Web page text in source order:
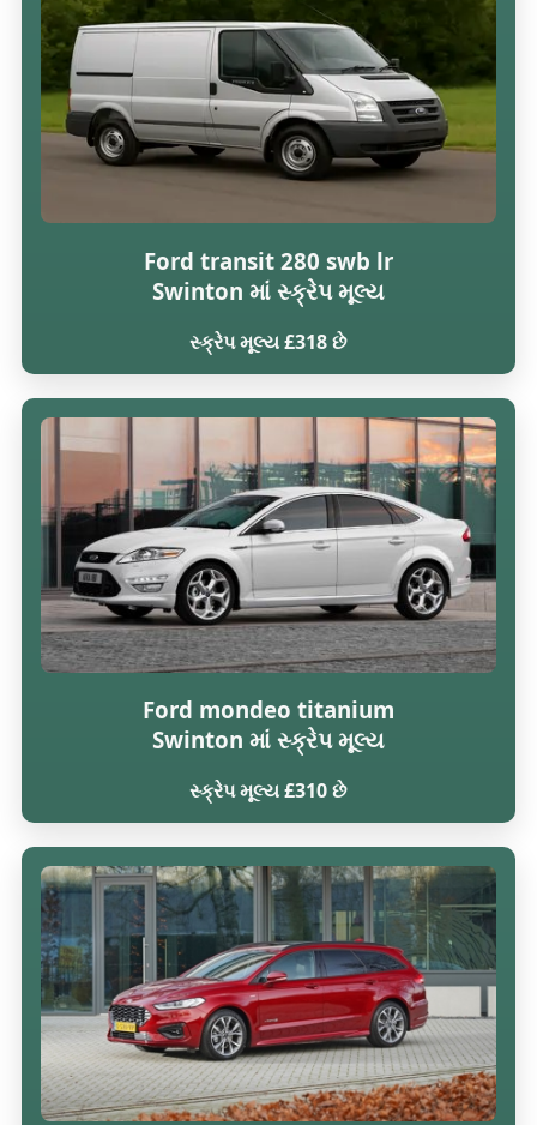
Ford transit 280 swb lr
Swinton માં સ્ક્રેપ મૂલ્ય
સ્ક્રેપ મૂલ્ય £318 છે
Ford mondeo titanium
Swinton માં સ્ક્રેપ મૂલ્ય
સ્ક્રેપ મૂલ્ય £310 છે